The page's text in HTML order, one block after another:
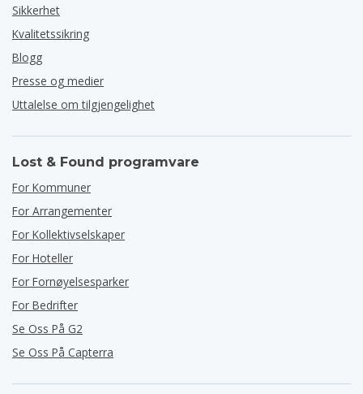
Sikkerhet
Kvalitetssikring
Blogg
Presse og medier
Uttalelse om tilgjengelighet
Lost & Found programvare
For Kommuner
For Arrangementer
For Kollektivselskaper
For Hoteller
For Fornøyelsesparker
For Bedrifter
Se Oss På G2
Se Oss På Capterra